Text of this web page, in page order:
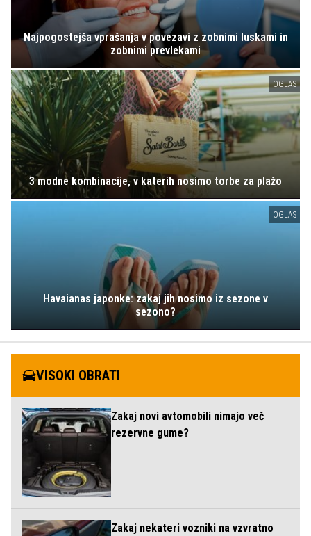
Najpogostejša vprašanja v povezavi z zobnimi luskami in
zobnimi prevlekami
OGLAS
3 modne kombinacije, v katerih nosimo torbe za plažo
OGLAS
Havaianas japonke: zakaj jih nosimo iz sezone v
sezono?
VISOKI OBRATI
Zakaj novi avtomobili nimajo več
rezervne gume?
Zakaj nekateri vozniki na vzvratno